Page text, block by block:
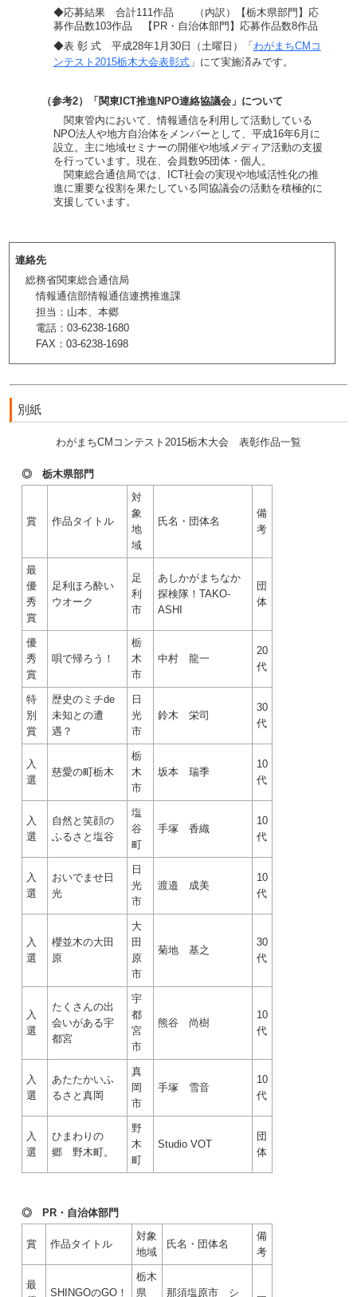
◆応募結果 合計111作品 （内訳）【栃木県部門】応
募作品数103作品 【PR・自治体部門】応募作品数8作品
◆表 彰 式 平成28年1月30日（土曜日）「 わがまちCMコ
ンテスト2015栃木大会表彰式」にて実施済みです。
（参考2）「関東ICT推進NPO連絡協議会」について
関東管内において、情報通信を利用して活動している
NPO法人や地方自治体をメンバーとして、平成16年6月に
設立。主に地域セミナーの開催や地域メディア活動の支援
を行っています。現在、会員数95団体・個人。
関東総合通信局では、ICT社会の実現や地域活性化の推
進に重要な役割を果たしている同協議会の活動を積極的に
支援しています。
連絡先
総務省関東総合通信局
情報通信部情報通信連携推進課
担当：山本、本郷
電話：03-6238-1680
FAX：03-6238-1698
別紙
わがまちCMコンテスト2015栃木大会 表彰作品一覧
◎ 栃木県部門
賞 作品タイトル
対
象
地
域
氏名・団体名
備
考
最
優
秀
賞
足利ほろ酔い
ウオーク
足
利
市
あしかがまちなか
探検隊！TAKO-
ASHI
団
体
優
秀
賞
唄で帰ろう！
栃
木
市
中村 龍一
20
代
特
別
賞
歴史のミチde
未知との遭
遇？
日
光
市
鈴木 栄司
30
代
入
選
慈愛の町栃木
栃
木
市
坂本 瑞季
10
代
入
選
自然と笑顔の
ふるさと塩谷
塩
谷
町
手塚 香織
10
代
入
選
おいでませ日
光
日
光
市
渡邉 成美
10
代
入
選
櫻並木の大田
原
大
田
原
市
菊地 基之
30
代
入
選
たくさんの出
会いがある宇
都宮
宇
都
宮
市
熊谷 尚樹
10
代
入
選
あたたかいふ
るさと真岡
真
岡
市
手塚 雪音
10
代
入
選
ひまわりの
郷 野木町。
野
木
町
Studio VOT
団
体
◎ PR・自治体部門
賞 作品タイトル
対象
地域
氏名・団体名
備
考
最
SHINGOのGO！
栃木
県
那須塩原市 シ